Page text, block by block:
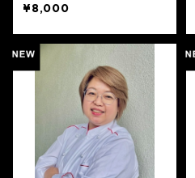
10時から
¥8,000